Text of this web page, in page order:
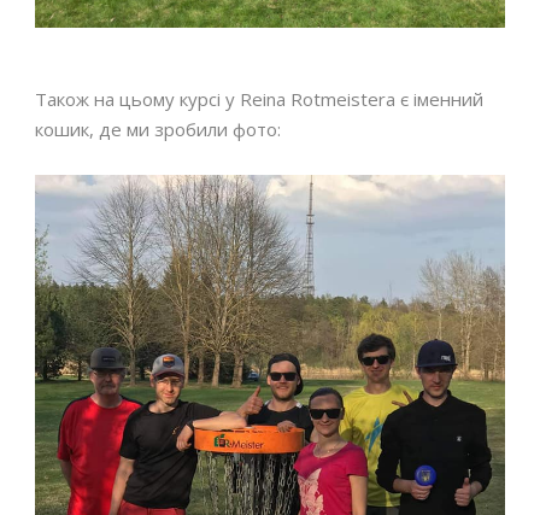
Також на цьому курсі у Reinа Rotmeistera є іменний
кошик, де ми зробили фото: